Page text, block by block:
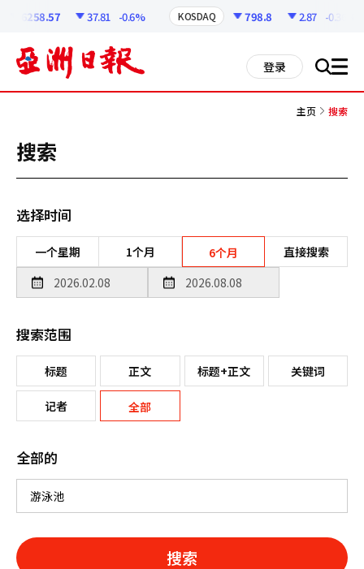
6258.57 37.81 -0.6% KOSDAQ 798.8 2.87 -0.36%
登录 搜 all
主页 搜索
搜索
选择时间
一个星期 1个月 6个月 直接搜索
搜索范围
标题 正文 标题+正文 关键词
记者 全部
全部的
搜索